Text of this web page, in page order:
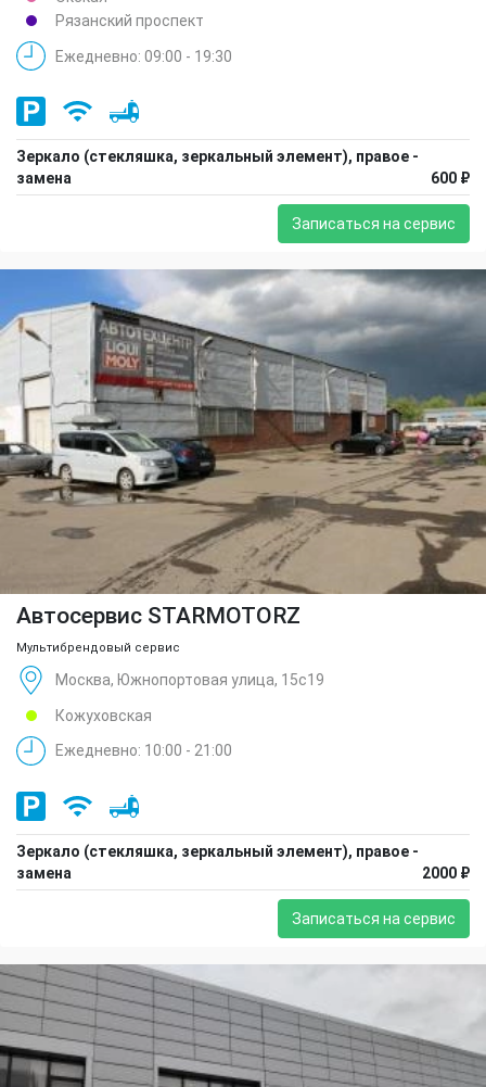
Рязанский проспект
Ежедневно: 09:00 - 19:30
Зеркало (стекляшка, зеркальный элемент), правое -
замена
600 ₽
Записаться на сервис
Автосервис STARMOTORZ
Мультибрендовый сервис
Москва, Южнопортовая улица, 15с19
Кожуховская
Ежедневно: 10:00 - 21:00
Зеркало (стекляшка, зеркальный элемент), правое -
замена
2000 ₽
Записаться на сервис